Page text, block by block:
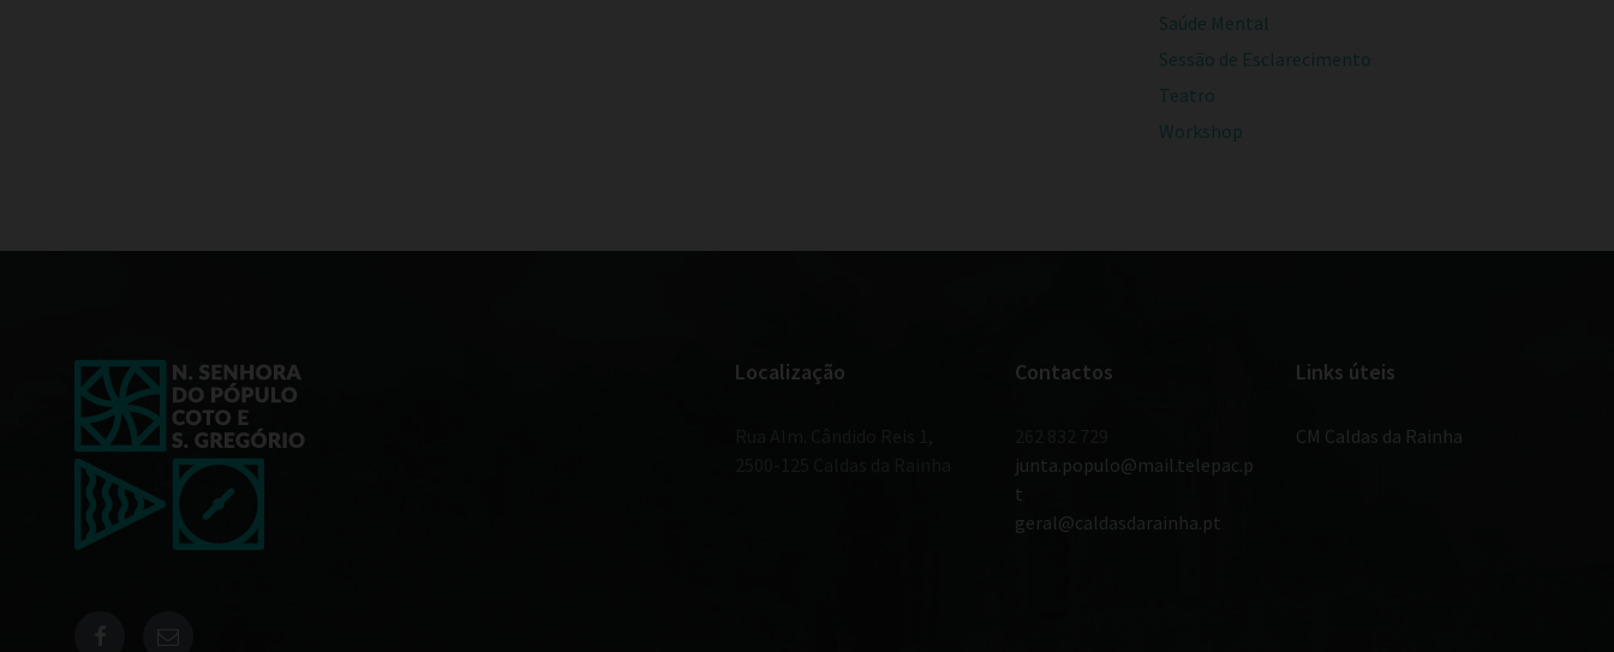
Saúde Mental
Sessão de Esclarecimento
Teatro
Workshop
Localização Contactos
junta.populo@mail.telepac.p
t
geral@caldasdarainha.pt
Links úteis
CM Caldas da Rainha